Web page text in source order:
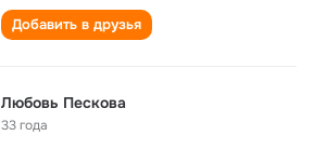
Добавить в друзья
Любовь Пескова
33 года